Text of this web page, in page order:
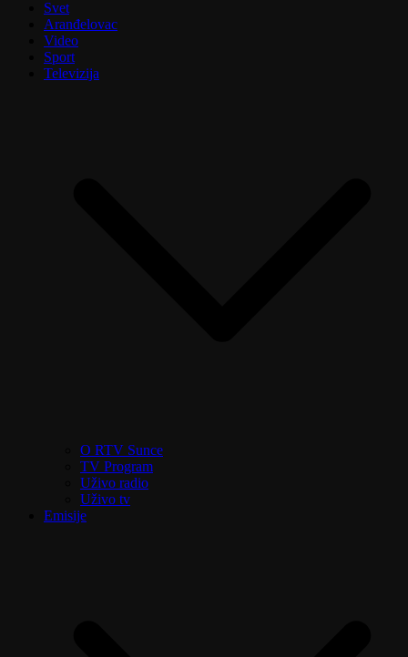
Svet
Aranđelovac
Video
Sport
Televizija
O RTV Sunce
TV Program
Uživo radio
Uživo tv
Emisije